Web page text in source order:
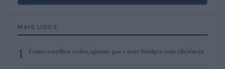
MAIS LIDOS
1 Como escolher redes, ajustar gas e usar bridges com eficiência